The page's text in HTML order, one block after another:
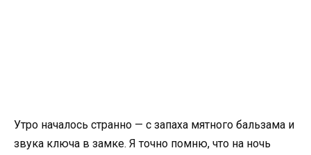
Утро началось странно — с запаха мятного бальзама и
звука ключа в замке. Я точно помню, что на ночь